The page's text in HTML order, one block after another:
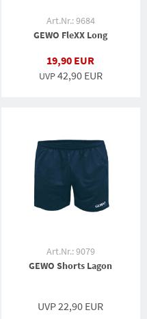
Art.Nr.: 9684
GEWO FleXX Long
19,90 EUR
UVP42,90 EUR
Art.Nr.: 9079
GEWO Shorts Lagon
UVP 22,90 EUR